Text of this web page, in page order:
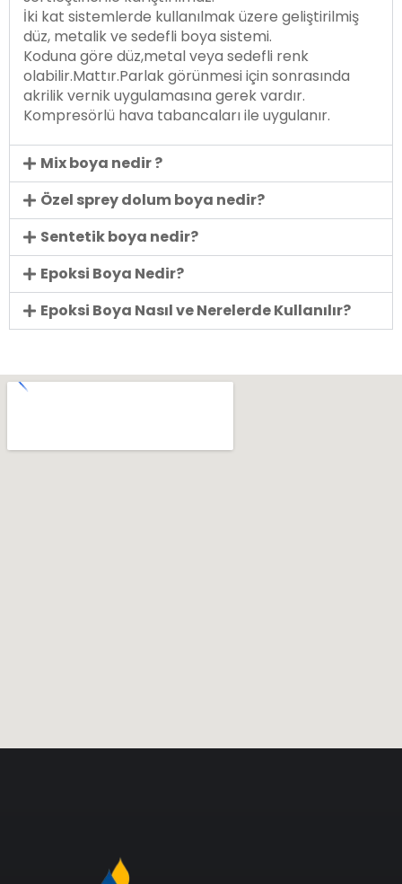
İki kat sistemlerde kullanılmak üzere geliştirilmiş
düz, metalik ve sedefli boya sistemi.
Koduna göre düz,metal veya sedefli renk
olabilir.Mattır.Parlak görünmesi için sonrasında
akrilik vernik uygulamasına gerek vardır.
Kompresörlü hava tabancaları ile uygulanır.
Mix boya nedir ?
Özel sprey dolum boya nedir?
Sentetik boya nedir?
Epoksi Boya Nedir?
Epoksi Boya Nasıl ve Nerelerde Kullanılır?